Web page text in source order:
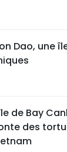
Dao, une
de Bay
des